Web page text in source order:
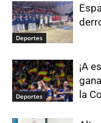
Deportes
Deportes
¡A
la